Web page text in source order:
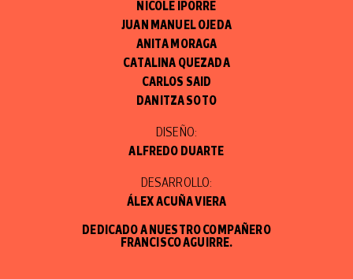
NICOLE IPORRE
JUAN MANUEL OJEDA
ANITA MORAGA
CATALINA QUEZADA
CARLOS SAID
DANITZA SOTO
DISEÑO:
ALFREDO DUARTE
DESARROLLO:
ÁLEX ACUÑA VIERA
DEDICADO A NUESTRO COMPAÑERO
FRANCISCO AGUIRRE.